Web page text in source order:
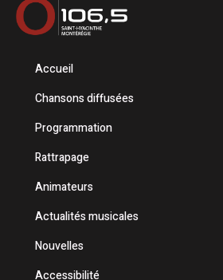
Accueil
Chansons diffusées
Programmation
Rattrapage
Animateurs
Actualités musicales
Nouvelles
Accessibilité